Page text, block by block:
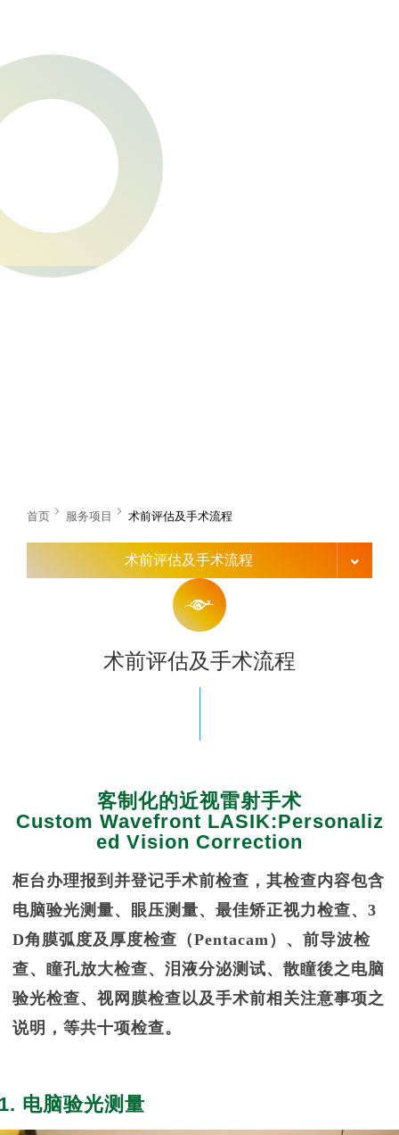
首页 服务项目 术前评估及手术流程
术前评估及手术流程
术前评估及手术流程
客制化的近视雷射手术
Custom Wavefront LASIK:Personaliz
ed Vision Correction
柜台办理报到并登记手术前检查，其检查内容包含
电脑验光测量、眼压测量、最佳矫正视力检查、3
D角膜弧度及厚度检查（Pentacam）、前导波检
查、瞳孔放大检查、泪液分泌测试、散瞳後之电脑
验光检查、视网膜检查以及手术前相关注意事项之
说明，等共十项检查。
电脑验光测量